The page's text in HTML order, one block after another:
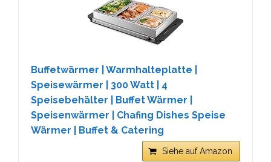
Buffetwärmer | Warmhalteplatte |
Speisewärmer | 300 Watt | 4
Speisebehälter | Buffet Wärmer |
Speisenwärmer | Chafing Dishes Speise
Wärmer | Buffet & Catering
Siehe auf Amazon